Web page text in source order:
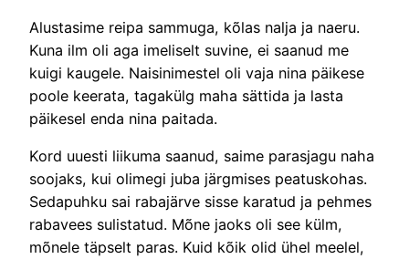
Alustasime reipa sammuga, kõlas nalja ja naeru.
Kuna ilm oli aga imeliselt suvine, ei saanud me
kuigi kaugele. Naisinimestel oli vaja nina päikese
poole keerata, tagakülg maha sättida ja lasta
päikesel enda nina paitada.
Kord uuesti liikuma saanud, saime parasjagu naha
soojaks, kui olimegi juba järgmises peatuskohas.
Sedapuhku sai rabajärve sisse karatud ja pehmes
rabavees sulistatud. Mõne jaoks oli see külm,
mõnele täpselt paras. Kuid kõik olid ühel meelel,